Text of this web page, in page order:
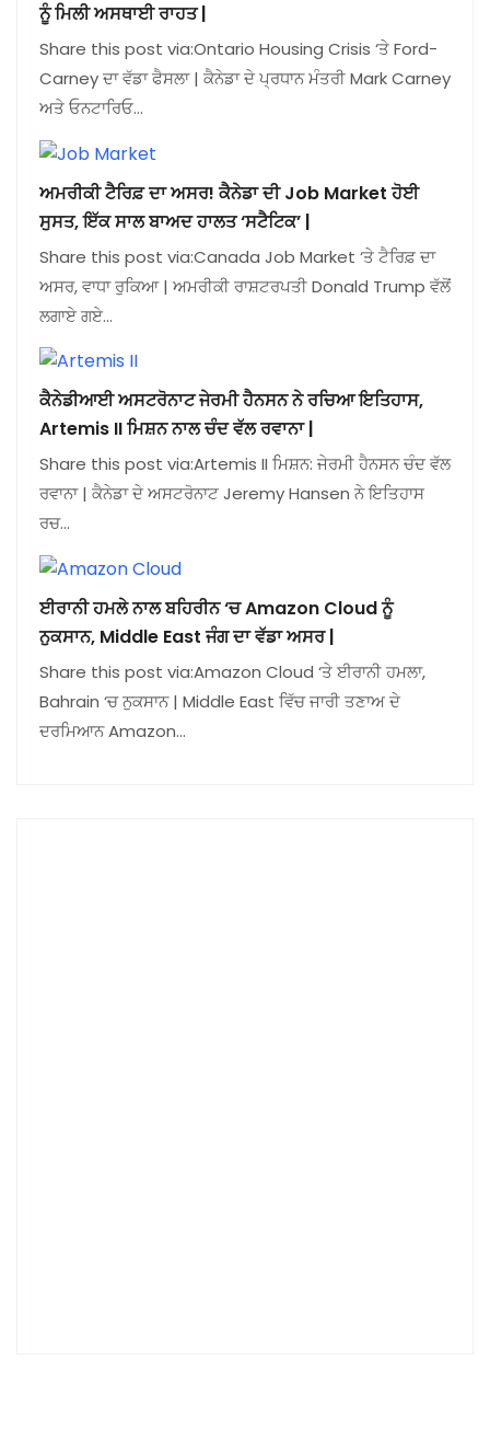
ਨੂੰ ਮਿਲੀ ਅਸਥਾਈ ਰਾਹਤ |
Share this post via:Ontario Housing Crisis ‘ਤੇ Ford-
Carney ਦਾ ਵੱਡਾ ਫੈਸਲਾ | ਕੈਨੇਡਾ ਦੇ ਪ੍ਰਧਾਨ ਮੰਤਰੀ Mark Carney
ਅਤੇ ਓਨਟਾਰਿਓ…
ਅਮਰੀਕੀ ਟੈਰਿਫ਼ ਦਾ ਅਸਰ! ਕੈਨੇਡਾ ਦੀ Job Market ਹੋਈ
ਸੁਸਤ, ਇੱਕ ਸਾਲ ਬਾਅਦ ਹਾਲਤ ‘ਸਟੈਟਿਕ’ |
Share this post via:Canada Job Market ‘ਤੇ ਟੈਰਿਫ਼ ਦਾ
ਅਸਰ, ਵਾਧਾ ਰੁਕਿਆ | ਅਮਰੀਕੀ ਰਾਸ਼ਟਰਪਤੀ Donald Trump ਵੱਲੋਂ
ਲਗਾਏ ਗਏ…
ਕੈਨੇਡੀਆਈ ਅਸਟਰੋਨਾਟ ਜੇਰਮੀ ਹੈਨਸਨ ਨੇ ਰਚਿਆ ਇਤਿਹਾਸ,
Artemis II ਮਿਸ਼ਨ ਨਾਲ ਚੰਦ ਵੱਲ ਰਵਾਨਾ |
Share this post via:Artemis II ਮਿਸ਼ਨ: ਜੇਰਮੀ ਹੈਨਸਨ ਚੰਦ ਵੱਲ
ਰਵਾਨਾ | ਕੈਨੇਡਾ ਦੇ ਅਸਟਰੋਨਾਟ Jeremy Hansen ਨੇ ਇਤਿਹਾਸ
ਰਚ…
ਈਰਾਨੀ ਹਮਲੇ ਨਾਲ ਬਹਿਰੀਨ ‘ਚ Amazon Cloud ਨੂੰ
ਨੁਕਸਾਨ, Middle East ਜੰਗ ਦਾ ਵੱਡਾ ਅਸਰ |
Share this post via:Amazon Cloud ‘ਤੇ ਈਰਾਨੀ ਹਮਲਾ,
Bahrain ‘ਚ ਨੁਕਸਾਨ | Middle East ਵਿੱਚ ਜਾਰੀ ਤਣਾਅ ਦੇ
ਦਰਮਿਆਨ Amazon…